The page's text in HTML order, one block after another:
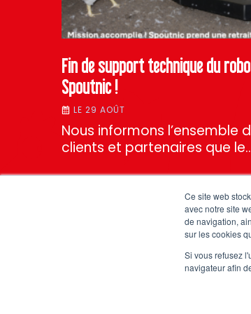
Ce site web
avec notre site
de navigation,
sur les cookies
Si vous refusez
navigateur afin
Fin de support technique du
Spoutnic !
LE 29 AOÛT
Nous informons l’ensemble
clients et partenaires que